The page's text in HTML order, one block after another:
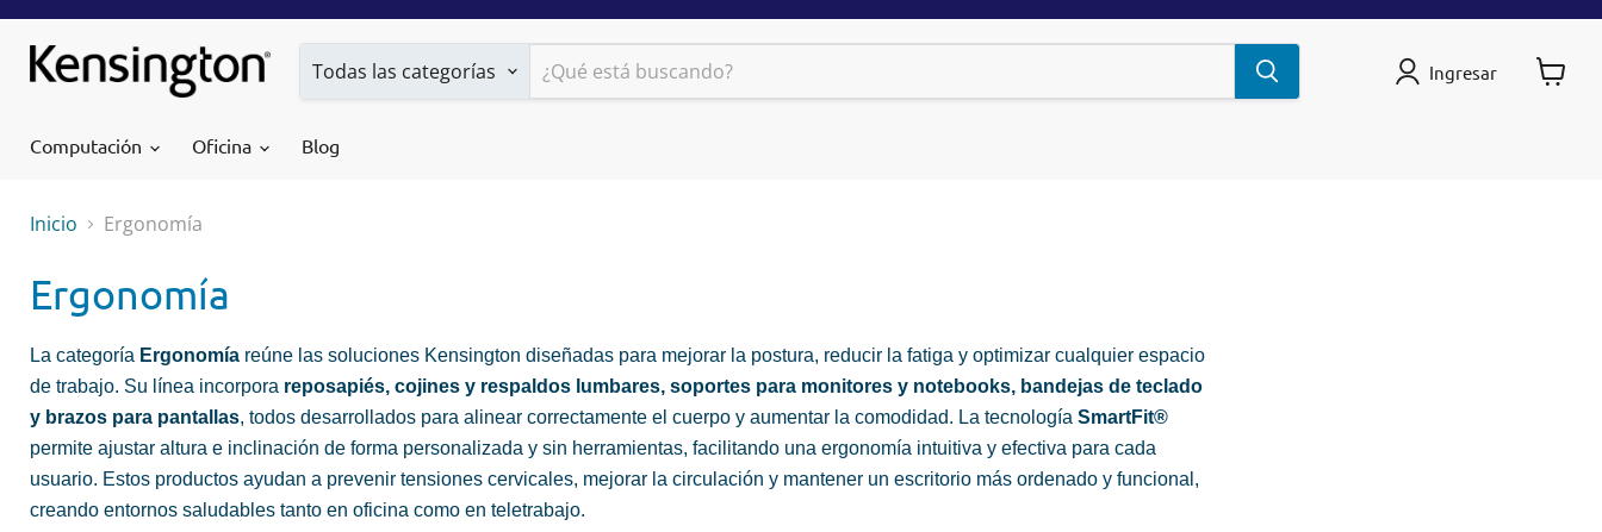
Todas las categorías Ingresar
Computación Oficina Blog
Inicio Ergonomía
Ergonomía
La categoría Ergonomía reúne las soluciones Kensington diseñadas para mejorar la postura, reducir la fatiga y optimizar cualquier espacio
de trabajo. Su línea incorpora reposapiés, cojines y respaldos lumbares, soportes para monitores y notebooks, bandejas de teclado
y brazos para pantallas, todos desarrollados para alinear correctamente el cuerpo y aumentar la comodidad. La tecnología SmartFit®
permite ajustar altura e inclinación de forma personalizada y sin herramientas, facilitando una ergonomía intuitiva y efectiva para cada
usuario. Estos productos ayudan a prevenir tensiones cervicales, mejorar la circulación y mantener un escritorio más ordenado y funcional,
creando entornos saludables tanto en oficina como en teletrabajo.